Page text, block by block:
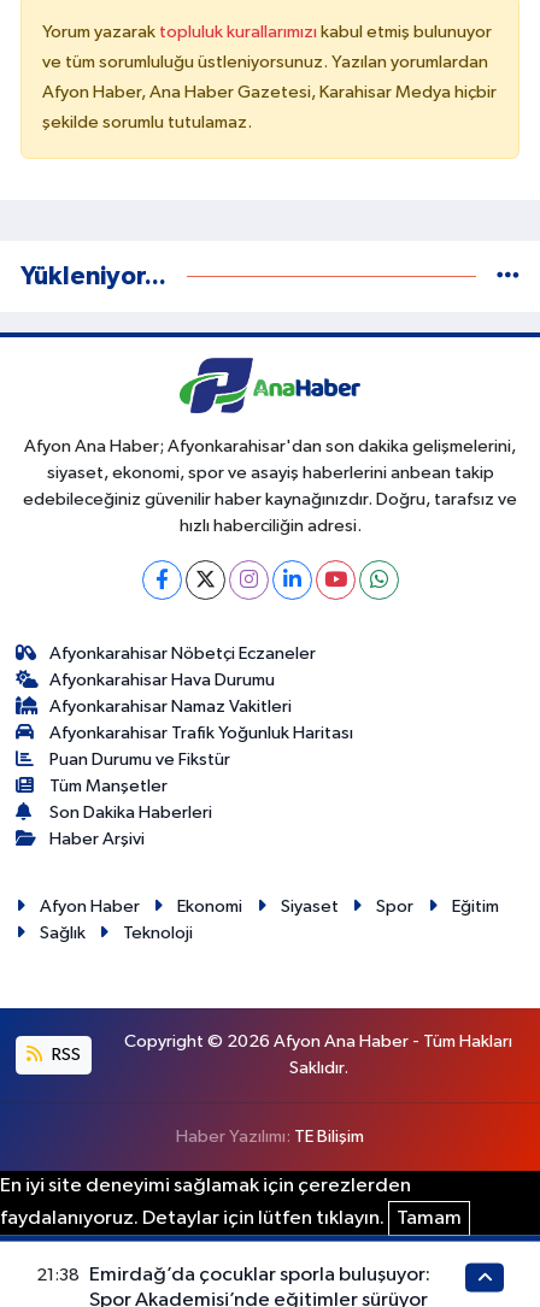
Yorum yazarak topluluk kurallarımızı kabul etmiş bulunuyor
ve tüm sorumluluğu üstleniyorsunuz. Yazılan yorumlardan
Afyon Haber, Ana Haber Gazetesi, Karahisar Medya hiçbir
şekilde sorumlu tutulamaz.
Yükleniyor...
Afyon Ana Haber; Afyonkarahisar'dan son dakika gelişmelerini,
siyaset, ekonomi, spor ve asayiş haberlerini anbean takip
edebileceğiniz güvenilir haber kaynağınızdır. Doğru, tarafsız ve
hızlı haberciliğin adresi.
Afyonkarahisar Nöbetçi Eczaneler
Afyonkarahisar Hava Durumu
Afyonkarahisar Namaz Vakitleri
Afyonkarahisar Trafik Yoğunluk Haritası
Puan Durumu ve Fikstür
Tüm Manşetler
Son Dakika Haberleri
Haber Arşivi
Afyon Haber Ekonomi Siyaset Spor
Eğitim
Sağlık
Teknoloji
RSS
Copyright © 2026 Afyon Ana Haber - Tüm Hakları
Saklıdır.
Haber Yazılımı: TE Bilişim
En iyi site deneyimi sağlamak için çerezlerden
faydalanıyoruz. Detaylar için lütfen tıklayın.
Tamam
21:38
Emirdağ’da çocuklar sporla buluşuyor:
Spor Akademisi’nde eğitimler sürüyor